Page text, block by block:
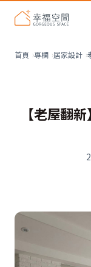
首頁 專欄 居家設計
【老屋翻